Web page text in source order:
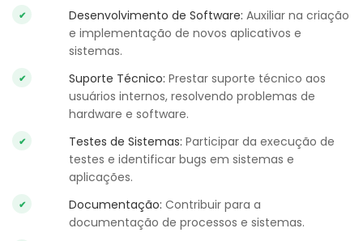
Desenvolvimento de Software: Auxiliar na criação
e implementação de novos aplicativos e
sistemas.
Suporte Técnico: Prestar suporte técnico aos
usuários internos, resolvendo problemas de
hardware e software.
Testes de Sistemas: Participar da execução de
testes e identificar bugs em sistemas e
aplicações.
Documentação: Contribuir para a
documentação de processos e sistemas.